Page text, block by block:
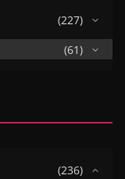
(227)
(61)
(236)